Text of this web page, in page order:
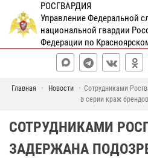
РОСГВАРДИЯ
Управление Федеральной
национальной гвардии
Федерации по
Главная Новости
Сотрудниками
в серии краж
СОТРУДНИКАМИ
ЗАДЕРЖАНА